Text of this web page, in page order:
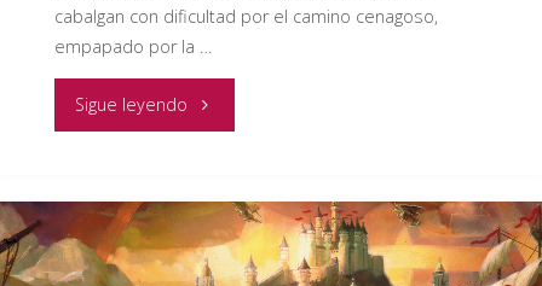
cabalgan con dificultad por el camino cenagoso,
empapado por la …
Sigue leyendo "RESEÑA
Preludio:
Nuevos